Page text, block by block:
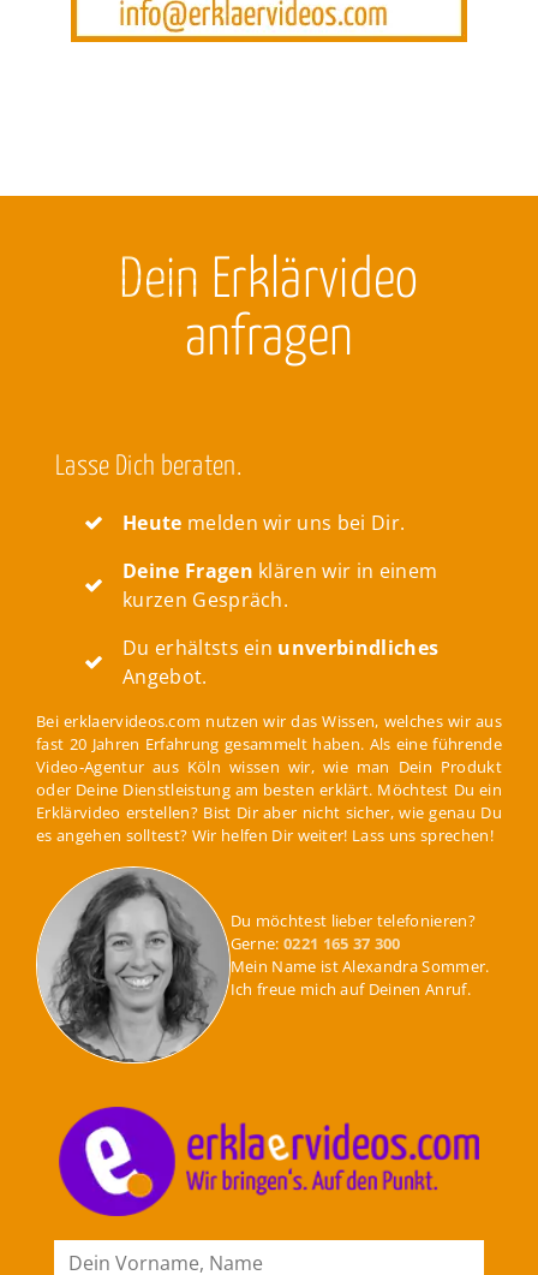
Dein Erklärvideo
anfragen
Lasse Dich beraten.
Heute melden wir uns bei Dir.
Deine Fragen klären wir in einem
kurzen Gespräch.
Du erhältsts ein unverbindliches
Angebot.
Bei erklaervideos.com nutzen wir das Wissen, welches wir aus
fast 20 Jahren Erfahrung gesammelt haben. Als eine führende
Video-Agentur aus Köln wissen wir, wie man Dein Produkt
oder Deine Dienstleistung am besten erklärt. Möchtest Du ein
Erklärvideo erstellen? Bist Dir aber nicht sicher, wie genau Du
es angehen solltest? Wir helfen Dir weiter! Lass uns sprechen!
Du möchtest lieber telefonieren?
Gerne: 0221 165 37 300
Mein Name ist Alexandra Sommer.
Ich freue mich auf Deinen Anruf.